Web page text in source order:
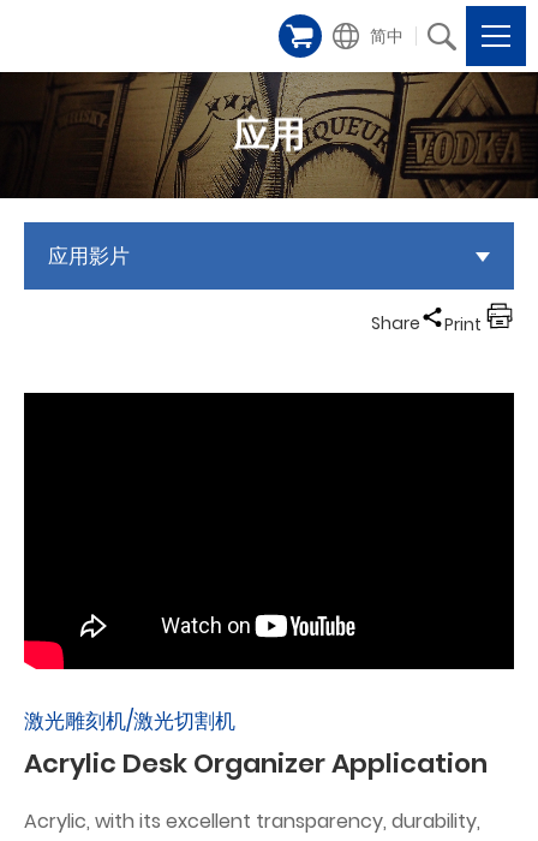
简中
应用
应用影片
Share Print
激光雕刻机/激光切割机
Acrylic Desk Organizer Application
Acrylic, with its excellent transparency, durability,